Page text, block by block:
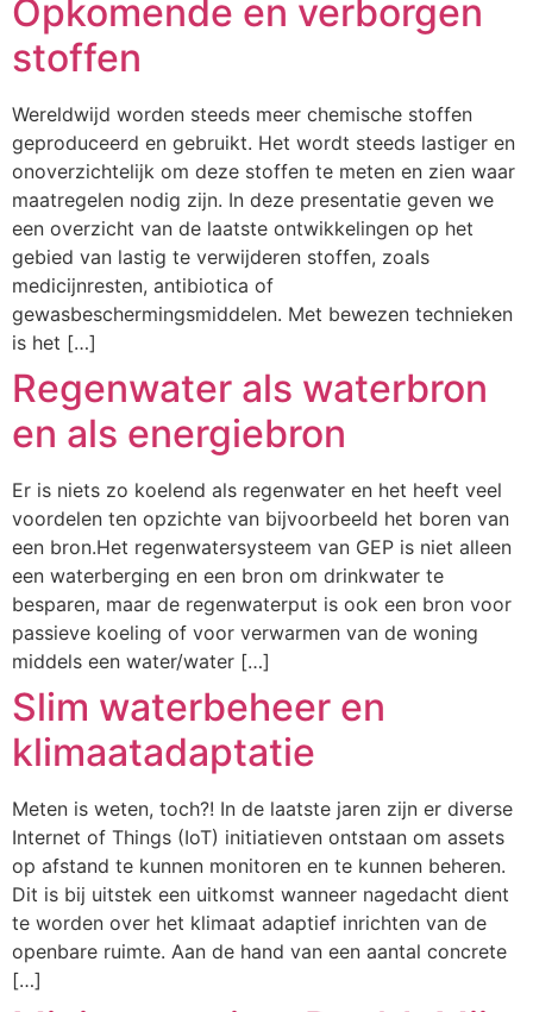
Opkomende en verborgen
stoffen
Wereldwijd worden steeds meer chemische stoffen
geproduceerd en gebruikt. Het wordt steeds lastiger en
onoverzichtelijk om deze stoffen te meten en zien waar
maatregelen nodig zijn. In deze presentatie geven we
een overzicht van de laatste ontwikkelingen op het
gebied van lastig te verwijderen stoffen, zoals
medicijnresten, antibiotica of
gewasbeschermingsmiddelen. Met bewezen technieken
is het […]
Regenwater als waterbron
en als energiebron
Er is niets zo koelend als regenwater en het heeft veel
voordelen ten opzichte van bijvoorbeeld het boren van
een bron.Het regenwatersysteem van GEP is niet alleen
een waterberging en een bron om drinkwater te
besparen, maar de regenwaterput is ook een bron voor
passieve koeling of voor verwarmen van de woning
middels een water/water […]
Slim waterbeheer en
klimaatadaptatie
Meten is weten, toch?! In de laatste jaren zijn er diverse
Internet of Things (IoT) initiatieven ontstaan om assets
op afstand te kunnen monitoren en te kunnen beheren.
Dit is bij uitstek een uitkomst wanneer nagedacht dient
te worden over het klimaat adaptief inrichten van de
openbare ruimte. Aan de hand van een aantal concrete
[…]